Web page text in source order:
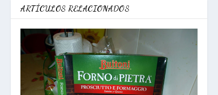
ARTÍCULOS RELACIONADOS